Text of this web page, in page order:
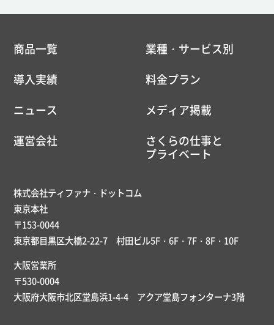
商品一覧
業種・サービス別
導入実績
料金プラン
ニュース
メディア掲載
運営会社
さくらの仕事と
プライベート
株式会社ティファナ・ドットコム
東京本社
〒153-0044
東京都目黒区大橋2-22-7 村田ビル5F・6F・7F・8F・10F
大阪営業所
〒530-0004
大阪府大阪市北区堂島浜1-4-4 アクア堂島フォンターナ3階